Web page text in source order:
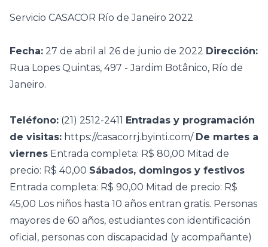
Servicio CASACOR Río de Janeiro 2022
Fecha: 27 de abril al 26 de junio de 2022 Dirección:
Rua Lopes Quintas, 497 - Jardim Botânico, Río de
Janeiro.
Teléfono: (21) 2512-2411 Entradas y programación
de visitas: https://casacorrj.byinti.com/ De martes a
viernes Entrada completa: R$ 80,00 Mitad de
precio: R$ 40,00 Sábados, domingos y festivos
Entrada completa: R$ 90,00 Mitad de precio: R$
45,00 Los niños hasta 10 años entran gratis. Personas
mayores de 60 años, estudiantes con identificación
oficial, personas con discapacidad (y acompañante)